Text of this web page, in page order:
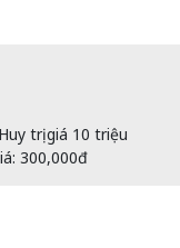
trị giá 10 triệu
300,000đ